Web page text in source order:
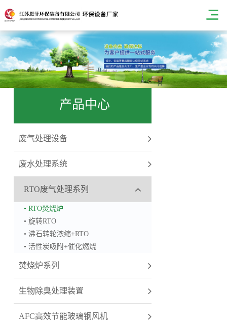
产品中心
废气处理设备
废水处理系统
RTO废气处理系列
• RTO焚烧炉
• 旋转RTO
• 沸石转轮浓缩+RTO
• 活性炭吸附+催化燃烧
焚烧炉系列
生物除臭处理装置
AFC高效节能玻璃钢风机